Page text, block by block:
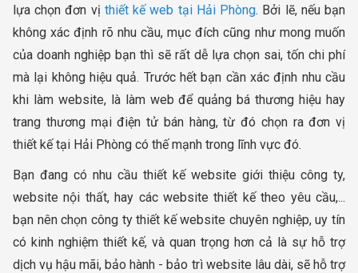
lựa chọn đơn vị thiết kế web tại Hải Phòng. Bởi lẽ, nếu bạn
không xác định rõ nhu cầu, mục đích cũng như mong muốn
của doanh nghiệp bạn thì sẽ rất dễ lựa chọn sai, tốn chi phí
mà lại không hiệu quả. Trước hết bạn cần xác định nhu cầu
khi làm website, là làm web để quảng bá thương hiệu hay
trang thương mại điện tử bán hàng, từ đó chọn ra đơn vị
thiết kế tại Hải Phòng có thế mạnh trong lĩnh vực đó.
Bạn đang có nhu cầu thiết kế website giới thiệu công ty,
website nội thất, hay các website thiết kế theo yêu cầu,...
bạn nên chọn công ty thiết kế website chuyên nghiệp, uy tín
có kinh nghiệm thiết kế, và quan trọng hơn cả là sự hỗ trợ
dịch vụ hậu mãi, bảo hành - bảo trì website lâu dài, sẽ hỗ trợ